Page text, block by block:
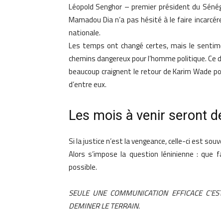
Léopold Senghor – premier président du
Mamadou Dia n’a pas hésité à le faire
nationale.
Les temps ont changé certes, mais le
chemins dangereux pour l’homme politique.
beaucoup craignent le retour de Karim Wade
d’entre eux.
Les mois à venir seront
Si la justice n’est la vengeance, celle-ci est
Alors s’impose la question léninienne :
possible.
SEULE UNE COMMUNICATION EFFICACE
DEMINER LE TERRAIN.